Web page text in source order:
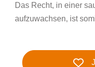
Das Recht, in einer
aufzuwachsen, ist